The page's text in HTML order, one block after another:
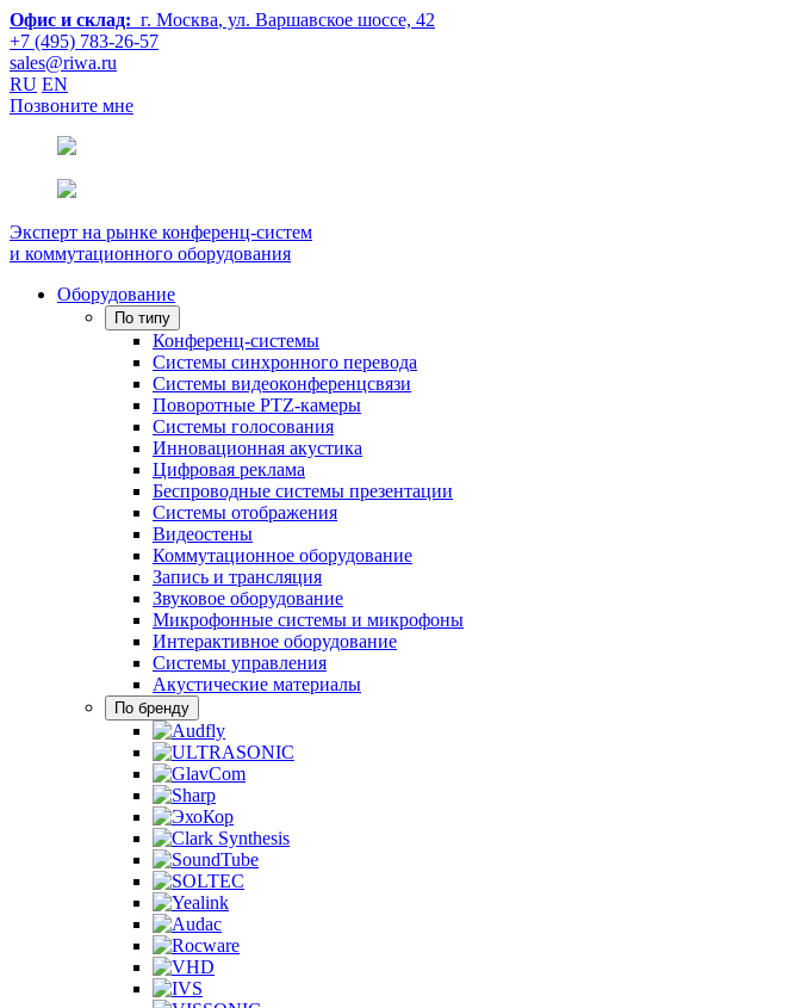
Офис и склад: г. Москва, ул. Варшавское шоссе, 42
+7 (495) 783-26-57
sales@riwa.ru
RU EN
Позвоните мне
Эксперт на рынке конференц-систем
и коммутационного оборудования
Оборудование
По типу
Конференц-системы
Системы синхронного перевода
Системы видеоконференцсвязи
Поворотные PTZ-камеры
Системы голосования
Инновационная акустика
Цифровая реклама
Беспроводные системы презентации
Системы отображения
Видеостены
Коммутационное оборудование
Запись и трансляция
Звуковое оборудование
Микрофонные системы и микрофоны
Интерактивное оборудование
Системы управления
Акустические материалы
По бренду